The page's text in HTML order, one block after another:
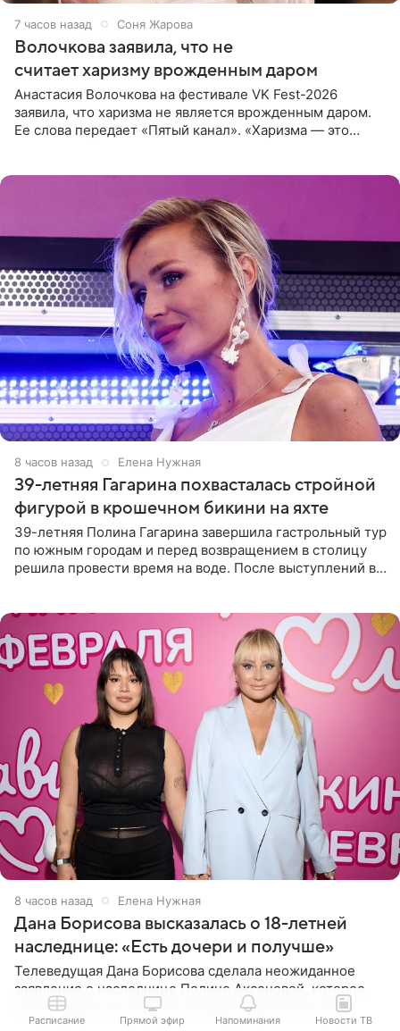
7 часов назад Соня Жарова
Волочкова заявила, что не
считает харизму врожденным даром
Анастасия Волочкова на фестивале VK Fest-2026
заявила, что харизма не является врожденным даром.
Ее слова передает «Пятый канал». «Харизма — это
8 часов назад Елена Нужная
39-летняя Гагарина похвасталась стройной
фигурой в крошечном бикини на яхте
39-летняя Полина Гагарина завершила гастрольный тур
по южным городам и перед возвращением в столицу
решила провести время на воде. После выступлений в
8 часов назад Елена Нужная
Дана Борисова высказалась о 18-летней
наследнице: «Есть дочери и получше»
Телеведущая Дана Борисова сделала неожиданное
заявление о наследнице Полине Аксеновой, которое
может задеть ее чувства. В эфире «Шоу Воли» 50-
летняя знаменитость откровенно призналась, что не
Расписание Прямой эфир Напоминания Новости ТВ